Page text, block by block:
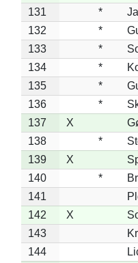
131
*
132
*
133
*
134
*
135
*
136
*
137
X
138
*
139
X
140
*
141
142
X
143
144